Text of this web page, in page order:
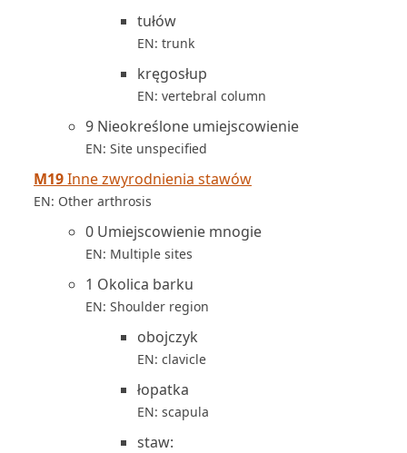
tułów
EN: trunk
kręgosłup
EN: vertebral column
9 Nieokreślone umiejscowienie
EN: Site unspecified
M19Inne zwyrodnienia stawów
EN: Other arthrosis
0 Umiejscowienie mnogie
EN: Multiple sites
1 Okolica barku
EN: Shoulder region
obojczyk
EN: clavicle
łopatka
EN: scapula
staw: